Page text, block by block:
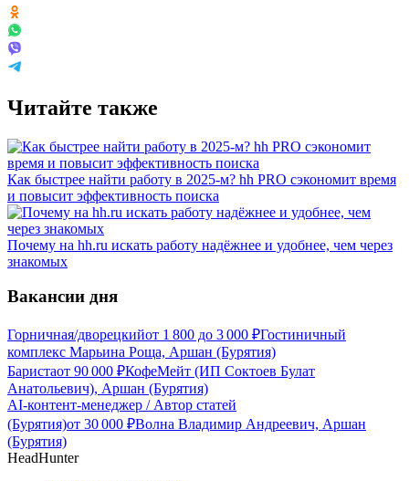
Читайте также
Как быстрее найти работу в 2025-м? hh PRO сэкономит время
и повысит эффективность поиска
Почему на hh.ru искать работу надёжнее и удобнее, чем через
знакомых
Вакансии дня
Горничная/дворецкийот 1 800 до 3 000 ₽Гостиничный
комплекс Марьина Роща, Аршан (Бурятия)
Баристаот 90 000 ₽КофеМейт (ИП Соктоев Булат
Анатольевич), Аршан (Бурятия)
AI-контент-менеджер / Автор статей
(Бурятия)от 30 000 ₽Волна Владимир Андреевич, Аршан
(Бурятия)
HeadHunter